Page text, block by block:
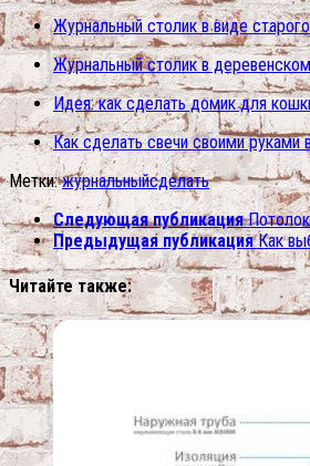
Журнальный столик в виде
Журнальный столик в
Идея: как сделать домик для
Как сделать свечи своими руками
Метки: журнальныйсделать
Следующая публикация
Предыдущая публикация Как
Читайте также: